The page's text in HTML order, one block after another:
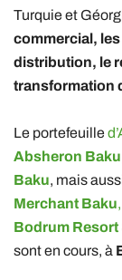
Turquie et
commercial,
distribution, le
transformation
Le portefeuille
Absheron Baku
Baku, mais
Merchant Baku,
Bodrum Resort
sont en cours, à